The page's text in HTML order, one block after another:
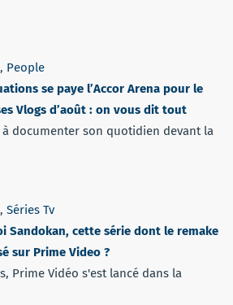
, People
se paye l’Accor Arena pour le
Vlogs d’août : on vous dit tout
à documenter son quotidien devant la
, Séries Tv
Sandokan, cette série dont le remake
sur Prime Video ?
Prime Vidéo s'est lancé dans la